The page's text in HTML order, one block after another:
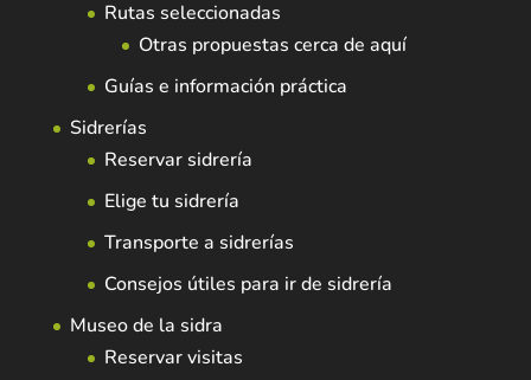
Rutas seleccionadas
Otras propuestas cerca de aquí
Guías e información práctica
Sidrerías
Reservar sidrería
Elige tu sidrería
Transporte a sidrerías
Consejos útiles para ir de sidrería
Museo de la sidra
Reservar visitas